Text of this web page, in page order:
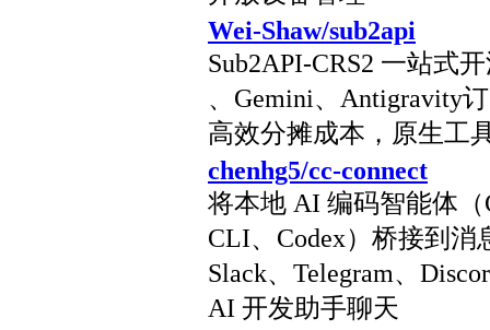
Wei-Shaw/sub2api
Sub2API-CRS2 一站式
、Gemini、Antigravity
高效分摊成本，原生工
chenhg5/cc-connect
将本地 AI 编码智能体（
CLI、Codex）桥接到
Slack、Telegram、
AI 开发助手聊天